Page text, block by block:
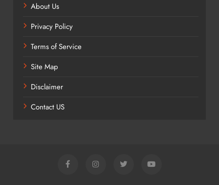
About Us
Privacy Policy
Terms of Service
Site Map
Disclaimer
Contact US